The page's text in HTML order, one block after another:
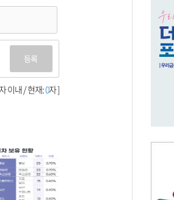
등록
이내 / 현재:0자 ]